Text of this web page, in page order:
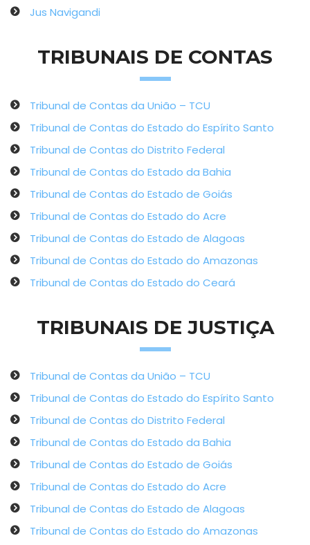
Jus Navigandi
TRIBUNAIS DE CONTAS
Tribunal de Contas da União – TCU
Tribunal de Contas do Estado do Espírito Santo
Tribunal de Contas do Distrito Federal
Tribunal de Contas do Estado da Bahia
Tribunal de Contas do Estado de Goiás
Tribunal de Contas do Estado do Acre
Tribunal de Contas do Estado de Alagoas
Tribunal de Contas do Estado do Amazonas
Tribunal de Contas do Estado do Ceará
TRIBUNAIS DE JUSTIÇA
Tribunal de Contas da União – TCU
Tribunal de Contas do Estado do Espírito Santo
Tribunal de Contas do Distrito Federal
Tribunal de Contas do Estado da Bahia
Tribunal de Contas do Estado de Goiás
Tribunal de Contas do Estado do Acre
Tribunal de Contas do Estado de Alagoas
Tribunal de Contas do Estado do Amazonas